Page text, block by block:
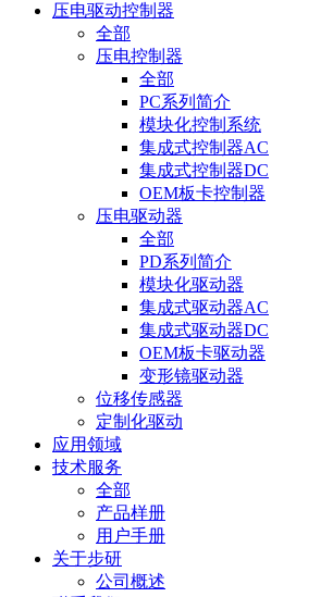
压电驱动控制器
全部
压电控制器
全部
PC系列简介
模块化控制系统
集成式控制器AC
集成式控制器DC
OEM板卡控制器
压电驱动器
全部
PD系列简介
模块化驱动器
集成式驱动器AC
集成式驱动器DC
OEM板卡驱动器
变形镜驱动器
位移传感器
定制化驱动
应用领域
技术服务
全部
产品样册
用户手册
关于步研
公司概述